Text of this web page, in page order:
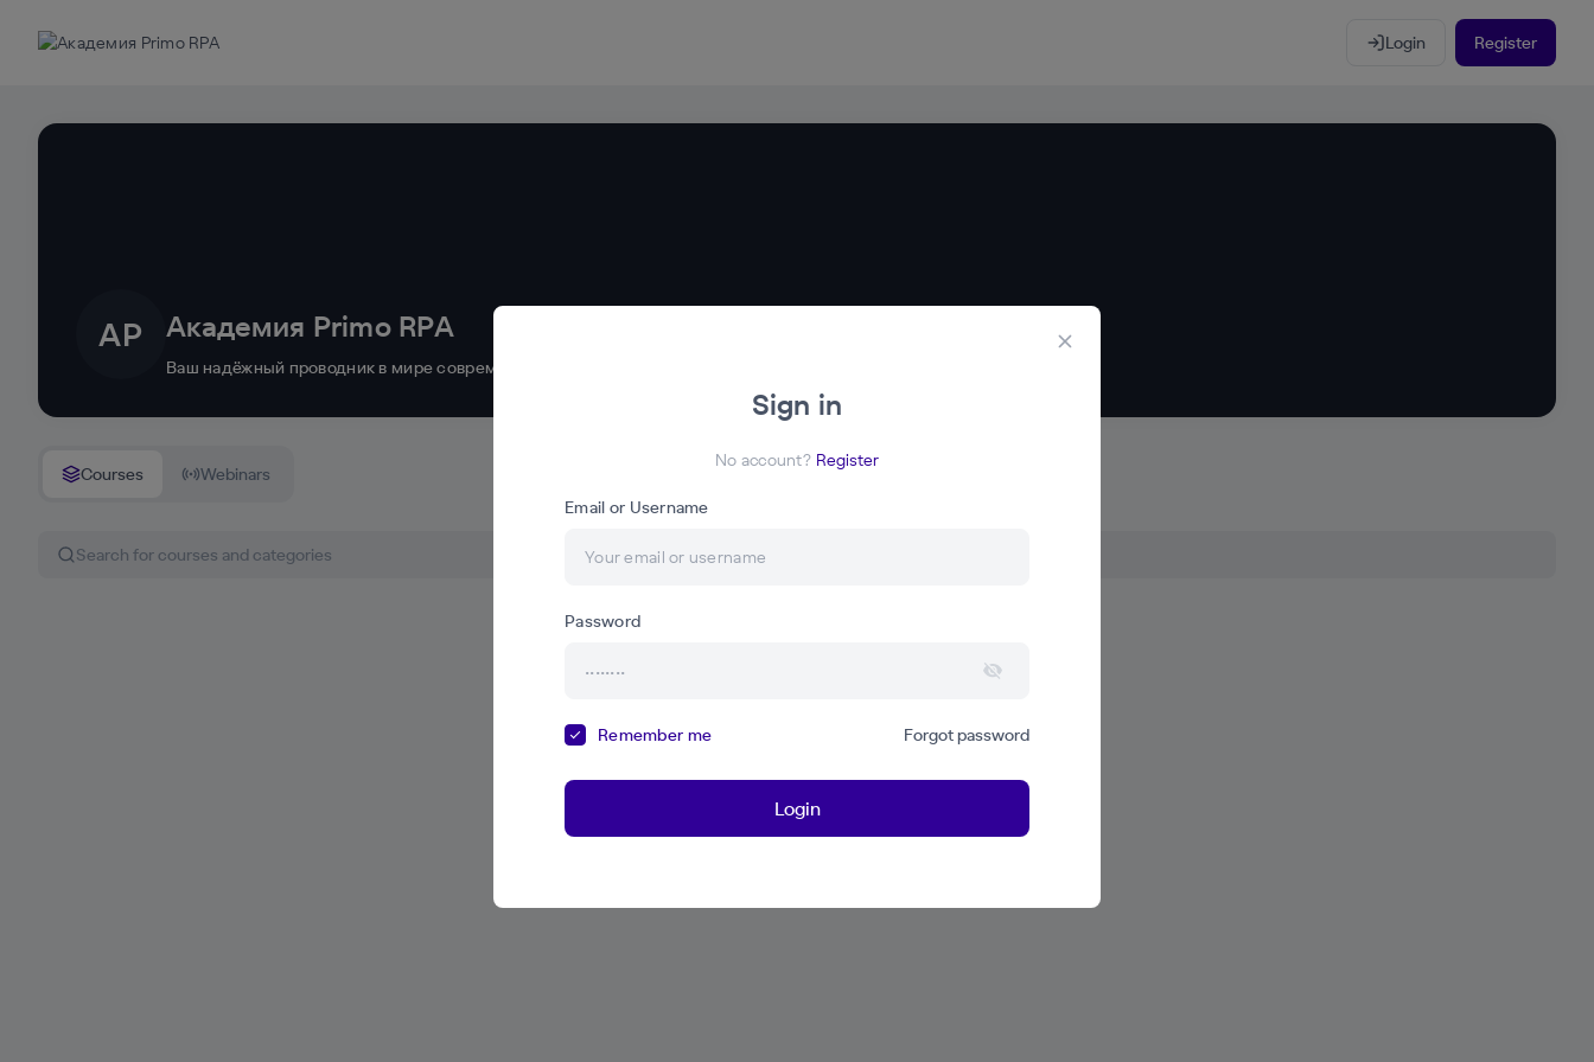
Login Register
АP Академия Primo RPA
Ваш надёжный проводник в мире современных знаний и навыков, необходимых для работы с RPA-технологиями
Courses Webinars
Закрыть
Sign in
No account? Register
Email or Username
Password
Remember me Forgot password
Login